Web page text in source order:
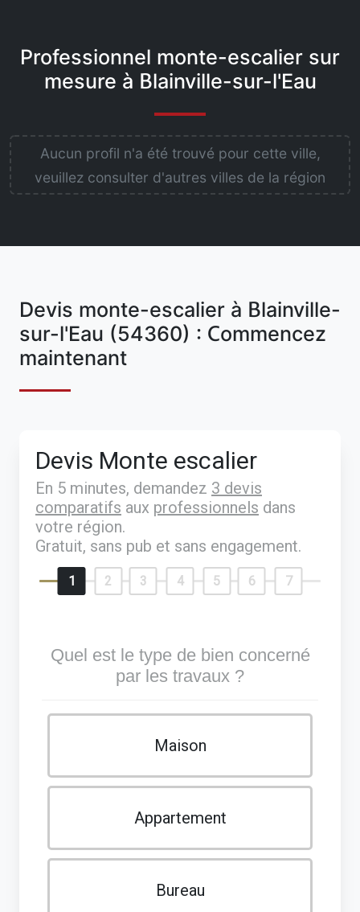
Professionnel monte-escalier sur
mesure à Blainville-sur-l'Eau
Aucun profil n'a été trouvé pour cette ville,
veuillez consulter d'autres villes de la région
Devis monte-escalier à Blainville-
sur-l'Eau (54360) : Commencez
maintenant
Devis Monte escalier
En 5 minutes, demandez 3 devis
comparatifs aux professionnels dans
votre région.
Gratuit, sans pub et sans engagement.
1 2 3 4 5 6 7
Quel est le type de bien concerné
par les travaux ?
Maison
Appartement
Bureau